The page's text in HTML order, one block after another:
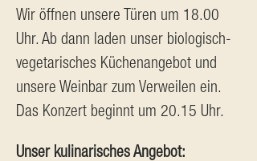
Wir öffnen unsere Türen um 18.00
Uhr. Ab dann laden unser biologisch-
vegetarisches Küchenangebot und
unsere Weinbar zum Verweilen ein.
Das Konzert beginnt um 20.15 Uhr.
Unser kulinarisches Angebot: